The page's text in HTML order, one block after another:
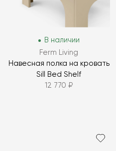
В наличии
Ferm Living
Навесная полка на кровать
Sill Bed Shelf
12 770 ₽